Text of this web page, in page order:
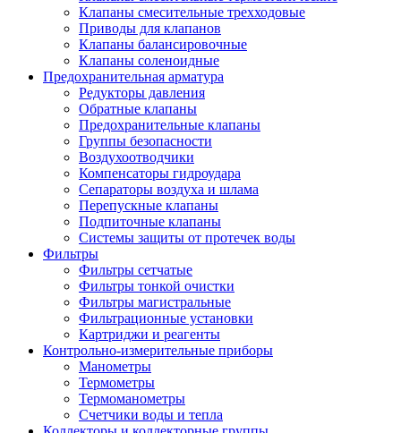
Клапаны смесительные трехходовые
Приводы для клапанов
Клапаны балансировочные
Клапаны соленоидные
Предохранительная арматура
Редукторы давления
Обратные клапаны
Предохранительные клапаны
Группы безопасности
Воздухоотводчики
Компенсаторы гидроудара
Сепараторы воздуха и шлама
Перепускные клапаны
Подпиточные клапаны
Системы защиты от протечек воды
Фильтры
Фильтры сетчатые
Фильтры тонкой очистки
Фильтры магистральные
Фильтрационные установки
Картриджи и реагенты
Контрольно-измерительные приборы
Манометры
Термометры
Термоманометры
Счетчики воды и тепла